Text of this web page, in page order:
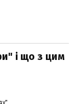
і що з цим